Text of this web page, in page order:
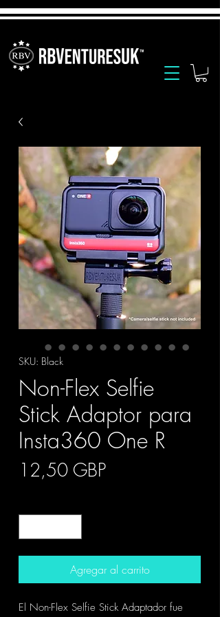
SKU: Black
Non-Flex Selfie
Stick Adaptor para
Insta360 One R
12,50 GBPPrecio
Agregar al carrito
El Non-Flex Selfie Stick Adaptador fue